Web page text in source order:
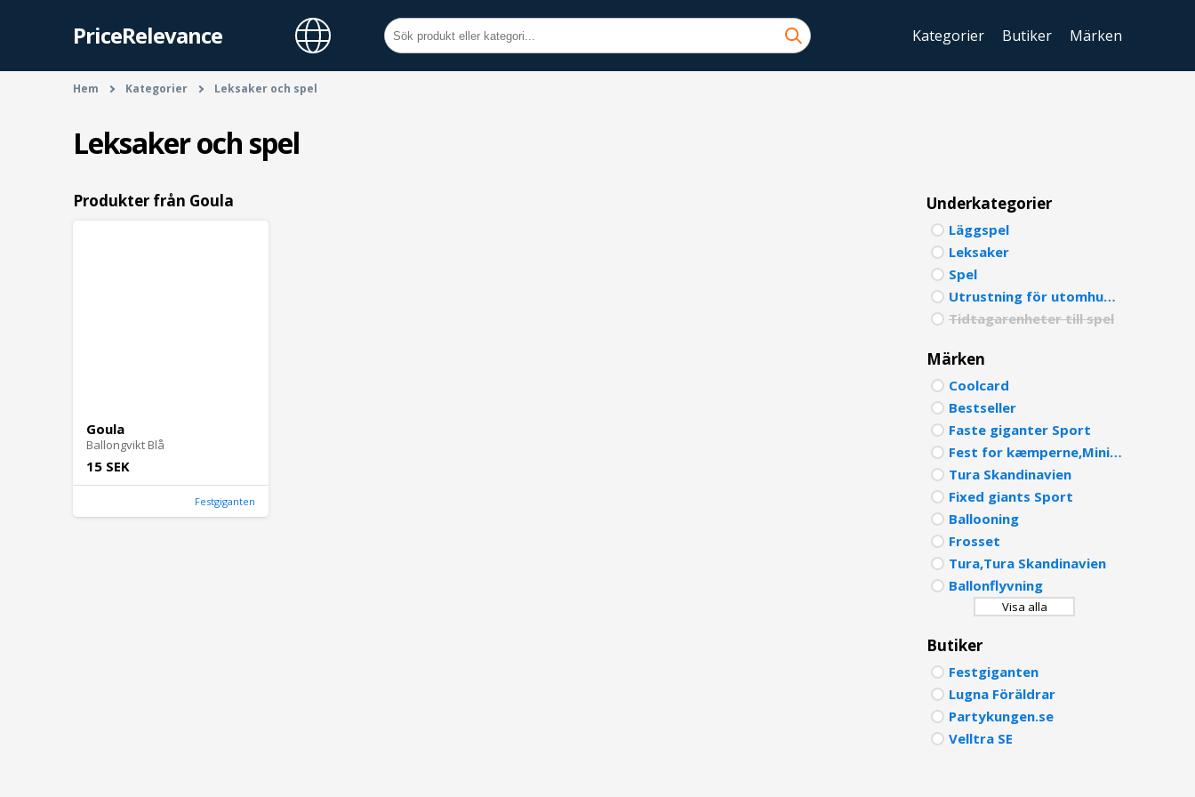
PriceRelevance Kategorier Butiker Märken
Hem Kategorier Leksaker och spel
Leksaker och spel
Produkter från Goula
Goula
Ballongvikt Blå
15 SEK
Festgiganten
Underkategorier
Läggspel
Leksaker
Spel
Utrustning för utomhuslek
Tidtagarenheter till spel
Märken
Coolcard
Bestseller
Faste giganter Sport
Fest for kæmperne,Mini Crush
Tura Skandinavien
Fixed giants Sport
Ballooning
Frosset
Tura,Tura Skandinavien
Ballonflyvning
Visa alla
Butiker
Festgiganten
Lugna Föräldrar
Partykungen.se
Velltra SE